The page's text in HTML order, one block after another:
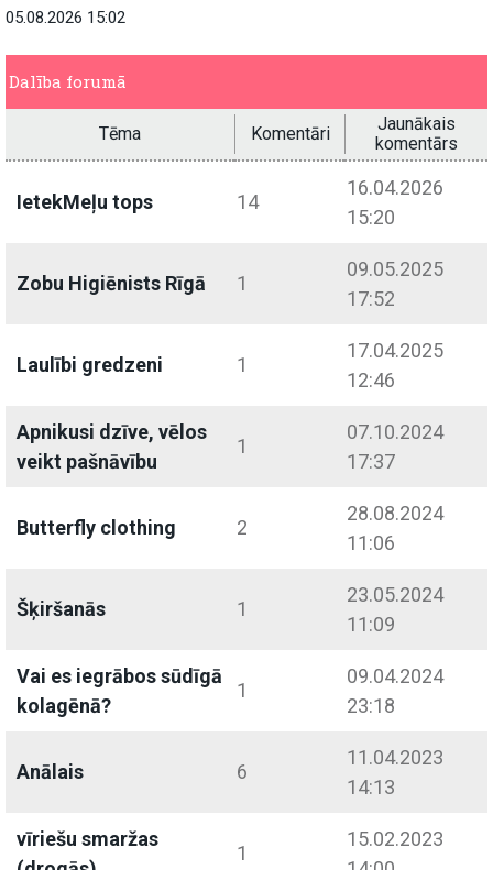
05.08.2026 15:02
Dalība forumā
Tēma Komentāri
Jaunākais
komentārs
IetekMeļu tops 14
16.04.2026
15:20
Zobu Higiēnists Rīgā 1
09.05.2025
17:52
Laulībi gredzeni 1
17.04.2025
12:46
Apnikusi dzīve, vēlos
veikt pašnāvību
1
07.10.2024
17:37
Butterfly clothing 2
28.08.2024
11:06
Šķiršanās 1
23.05.2024
11:09
Vai es iegrābos sūdīgā
kolagēnā?
1
09.04.2024
23:18
Anālais 6
11.04.2023
14:13
vīriešu smaržas
1
15.02.2023